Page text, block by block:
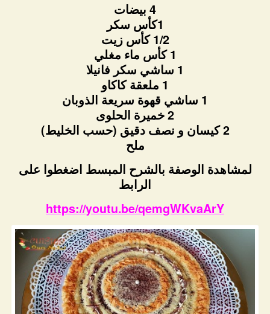
4 بيضات
1كأس سكر
1/2 كأس زيت
1 كأس ماء مغلي
1 ساشي سكر فانيلا
1 ملعقة كاكاو
1 ساشي قهوة سريعة الذوبان
2 خميرة الحلوى
2 كيسان و نصف دقيق (حسب الخليط)
ملح
لمشاهدة الوصفة بالشرح المبسط اضغطوا على
الرابط
https://youtu.be/qemgWKvaArY